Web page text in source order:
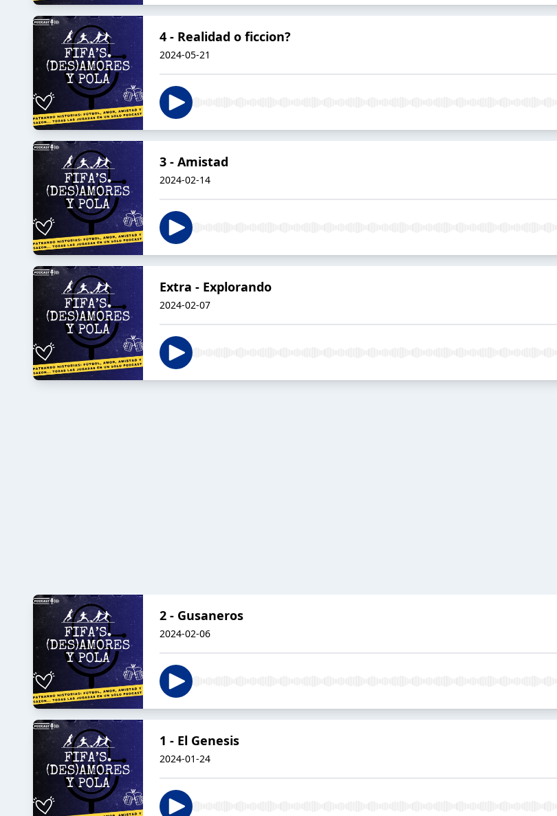
4 - Realidad o ficcion?
2024-05-21
3 - Amistad
2024-02-14
Extra - Explorando
2024-02-07
2 - Gusaneros
2024-02-06
1 - El Genesis
2024-01-24